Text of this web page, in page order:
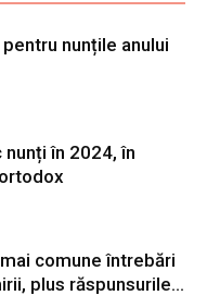
nunțile anului
în 2024, în
comune întrebări
plus răspunsurile...